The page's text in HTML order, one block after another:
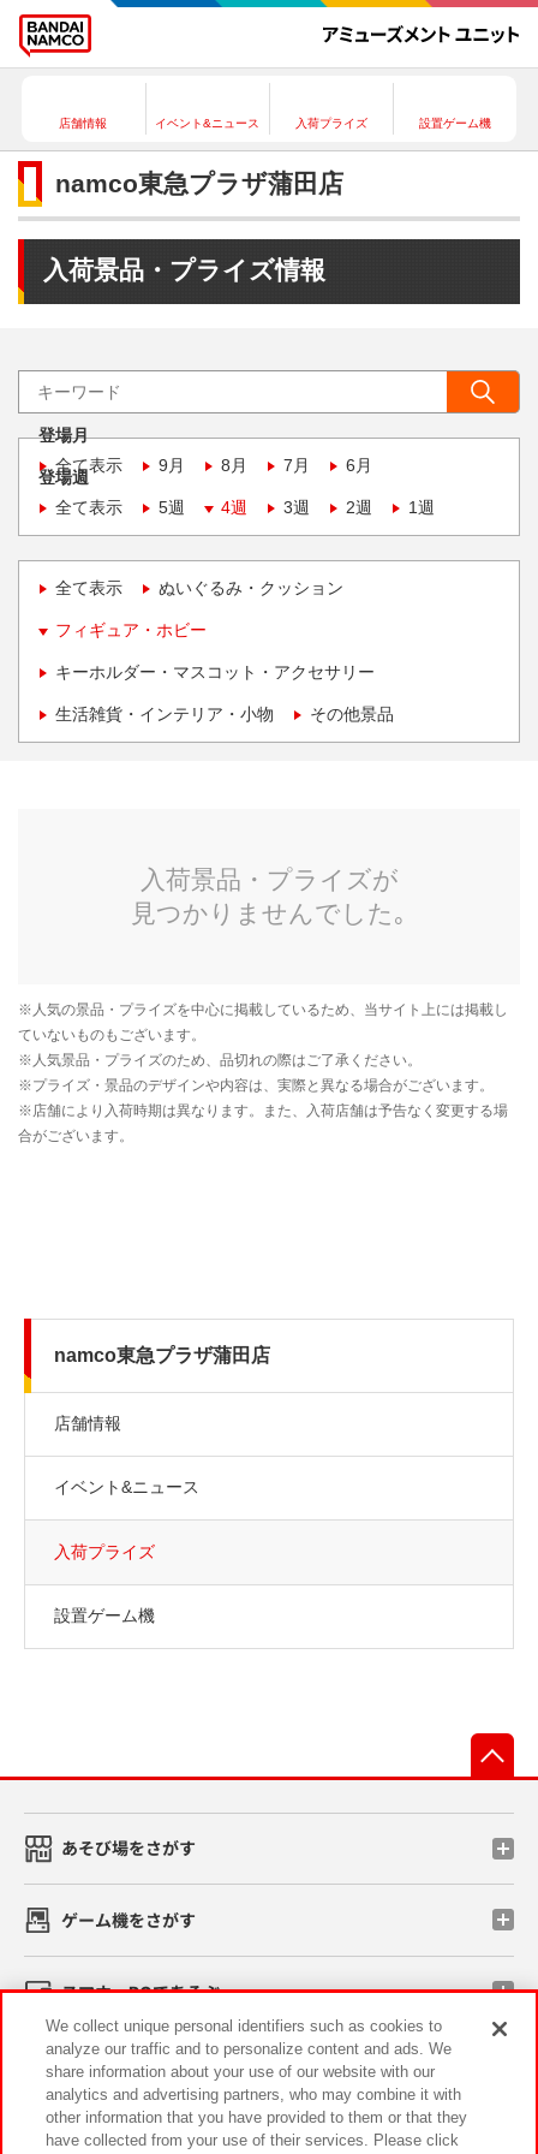
店舗情報 イベント&ニュース 入荷プライズ 設置ゲーム機
namco東急プラザ蒲田店
入荷景品・プライズ情報
登場月
全て表示
9月 8月 7月 6月
登場週
全て表示
5週 4週 3週 2週 1週
全て表示 ぬいぐるみ・クッション
フィギュア・ホビー
キーホルダー・マスコット・アクセサリー
生活雑貨・インテリア・小物 その他景品
namco東急プラザ蒲田店
店舗情報
イベント&ニュース
入荷プライズ
設置ゲーム機
あそび場をさがす
ゲーム機をさがす
スマホ・PCであそぶ
イベント・キャンペーン
We collect unique personal identifiers such as cookies to
analyze our traffic and to personalize content and ads. We
share information about your use of our website with our
analytics and advertising partners, who may combine it with
other information that you have provided to them or that they
have collected from your use of their services. Please click